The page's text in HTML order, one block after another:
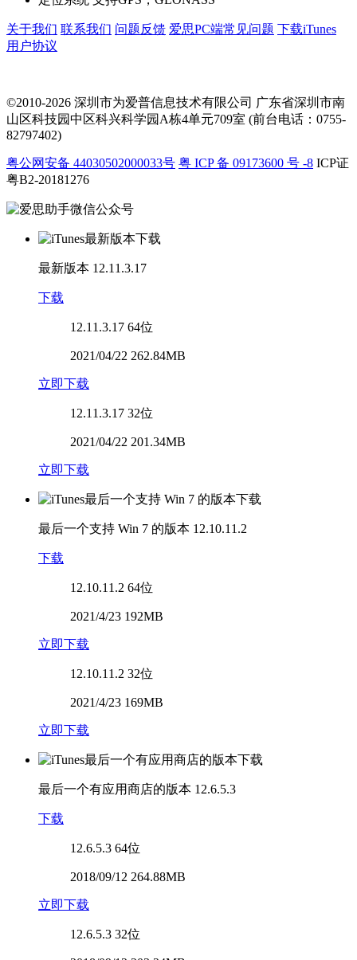
关于我们 联系我们 问题反馈 爱思PC端常见问题 下载iTunes
用户协议
©2010-2026 深圳市为爱普信息技术有限公司 广东省深圳市南
山区科技园中区科兴科学园A栋4单元709室 (前台电话：0755-
82797402)
粤公网安备 44030502000033号 粤 ICP 备 09173600 号 -8 ICP证
粤B2-20181276
最新版本 12.11.3.17
下载
12.11.3.17 64位
2021/04/22 262.84MB
立即下载
12.11.3.17 32位
2021/04/22 201.34MB
立即下载
最后一个支持 Win 7 的版本 12.10.11.2
下载
12.10.11.2 64位
2021/4/23 192MB
立即下载
12.10.11.2 32位
2021/4/23 169MB
立即下载
最后一个有应用商店的版本 12.6.5.3
下载
12.6.5.3 64位
2018/09/12 264.88MB
立即下载
12.6.5.3 32位